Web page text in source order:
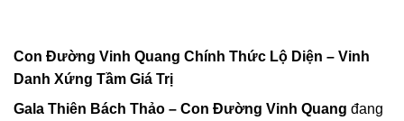
Con Đường Vinh Quang Chính Thức Lộ Diện – Vinh
Danh Xứng Tầm Giá Trị
Gala Thiên Bách Thảo – Con Đường Vinh Quang đang